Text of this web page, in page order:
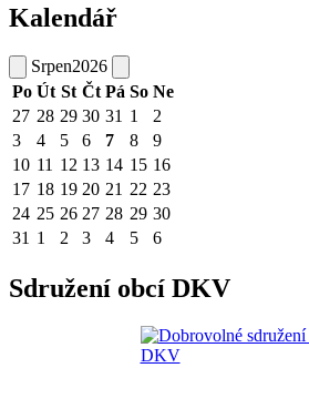
Kalendář
Srpen2026
Po Út St Čt Pá So Ne
27 28 29 30 31 1
2
3
4 5 6 7 8
9
10 11 12 13 14 15 16
17 18 19 20 21 22 23
24 25 26 27 28 29 30
31 1 2 3 4 5 6
Sdružení obcí DKV